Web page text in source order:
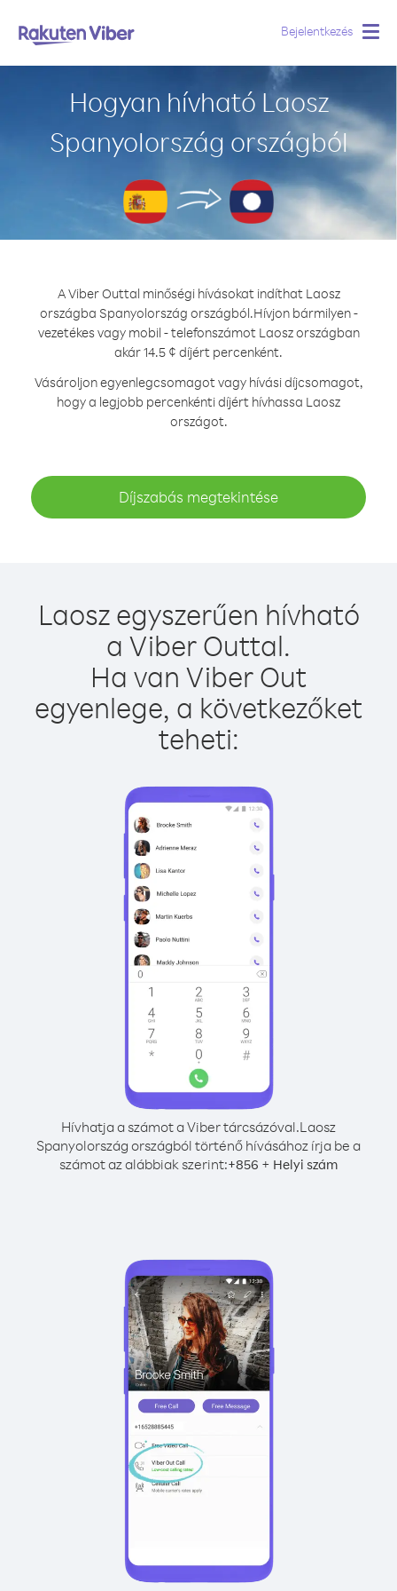
Bejelentkezés
Hogyan hívható Laosz
Spanyolország országból
A Viber Outtal minőségi hívásokat indíthat Laosz
országba Spanyolország országból.Hívjon bármilyen -
vezetékes vagy mobil - telefonszámot Laosz országban
akár 14.5 ¢ díjért percenként.
Vásároljon egyenlegcsomagot vagy hívási díjcsomagot,
hogy a legjobb percenkénti díjért hívhassa Laosz
országot.
Díjszabás megtekintése
Laosz egyszerűen hívható
a Viber Outtal.
Ha van Viber Out
egyenlege, a következőket
teheti:
Hívhatja a számot a Viber tárcsázóval.Laosz
Spanyolország országból történő hívásához írja be a
számot az alábbiak szerint:+856 + Helyi szám